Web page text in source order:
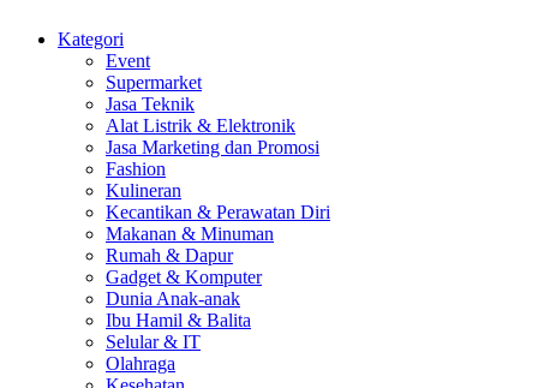
Kategori
Event
Supermarket
Jasa Teknik
Alat Listrik & Elektronik
Jasa Marketing dan Promosi
Fashion
Kulineran
Kecantikan & Perawatan Diri
Makanan & Minuman
Rumah & Dapur
Gadget & Komputer
Dunia Anak-anak
Ibu Hamil & Balita
Selular & IT
Olahraga